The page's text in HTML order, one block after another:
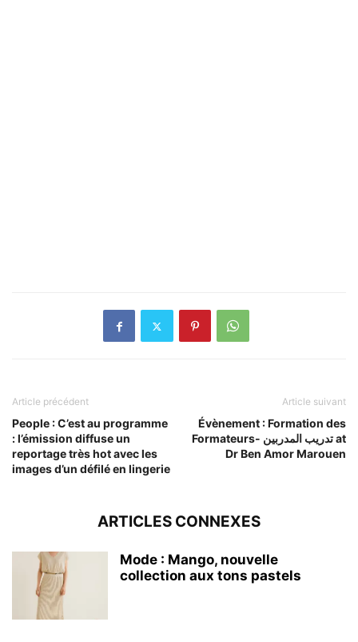
Article précédent
People : C’est au programme
: l’émission diffuse un
reportage très hot avec les
images d’un défilé en lingerie
Article suivant
Évènement : Formation des
Formateurs- تدريب المدربين at
Dr Ben Amor Marouen
ARTICLES CONNEXES
Mode : Mango, nouvelle
collection aux tons pastels